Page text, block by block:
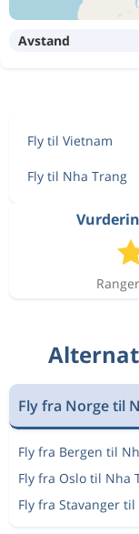
Avstand
Fly til Vietnam
Fly til Nha Trang
Fly fra Norge til
Fly fra Bergen til
Fly fra Oslo til Nha
Fly fra Stavanger